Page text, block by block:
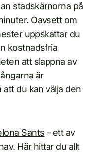
stadskärnorna på
Oavsett om
uppskattar du
kostnadsfria
att slappna av
är
du kan välja den
Sants – ett av
Här hittar du allt